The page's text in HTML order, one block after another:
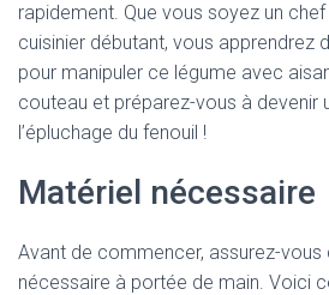
rapidement. Que vous soyez un
cuisinier débutant, vous apprendrez
pour manipuler ce légume avec
couteau et préparez-vous à devenir
l’épluchage du fenouil !
Matériel nécessaire
Avant de commencer, assurez-vous
nécessaire à portée de main. Voici